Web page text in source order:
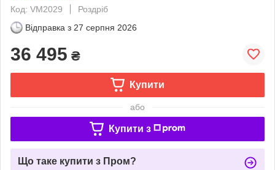
Код: VM2029
Роздріб
Відправка з 27 серпня 2026
36 495 ₴
Купити
або
Купити з
Що таке купити з Пром?